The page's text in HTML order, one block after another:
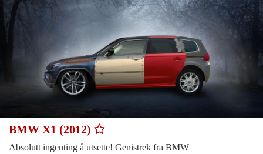
BMW X1 (2012)
Absolutt ingenting å utsette! Genistrek fra BMW